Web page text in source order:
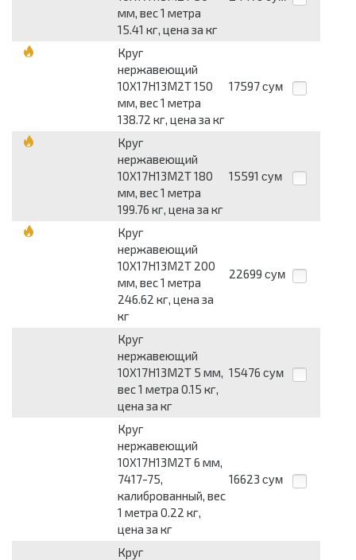
мм, вес 1 метра
15.41 кг, цена за кг
Круг
нержавеющий
10Х17Н13М2Т 150
мм, вес 1 метра
138.72 кг, цена за кг
17597 сум
Круг
нержавеющий
10Х17Н13М2Т 180
мм, вес 1 метра
199.76 кг, цена за кг
15591 сум
Круг
нержавеющий
10Х17Н13М2Т 200
мм, вес 1 метра
246.62 кг, цена за
кг
22699 сум
Круг
нержавеющий
10Х17Н13М2Т 5 мм,
вес 1 метра 0.15 кг,
цена за кг
15476 сум
Круг
нержавеющий
10Х17Н13М2Т 6 мм,
7417-75,
калиброванный, вес
1 метра 0.22 кг,
цена за кг
16623 сум
Круг